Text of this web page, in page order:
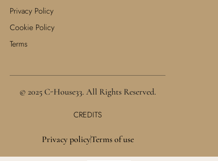
Privacy Policy
Cookie Policy
Terms
© 2025 C-House33. All Rights Reserved.
CREDITS
Privacy policyTerms of use